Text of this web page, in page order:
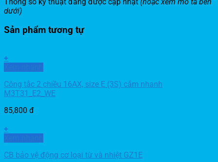
dưới)
Sản phẩm tương tự
+
Công tắc 2 chiều 16AX, size E (3S) cắm nhanh
M3T31_E2_WE
85,800 đ
+
CB bảo vệ động cơ loại từ và nhiệt GZ1E